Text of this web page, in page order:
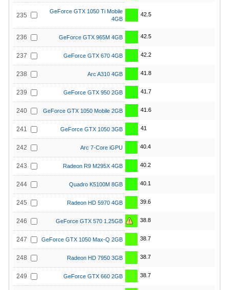
235
GeForce GTX 1050 Ti Mobile
4GB
42.5
236 GeForce GTX 965M 4GB 42.5
237 GeForce GTX 670 4GB 42.2
238 Arc A310 4GB 41.8
239 GeForce GTX 950 2GB 41.7
240 GeForce GTX 1050 Mobile 2GB 41.6
241 GeForce GTX 1050 3GB 41
242 Arc 7-Core iGPU 40.4
243 Radeon R9 M295X 4GB 40.2
244 Quadro K5100M 8GB 40.1
245 Radeon HD 5970 4GB 39.6
246 GeForce GTX 570 1.25GB 38.8
247 GeForce GTX 1050 Max-Q 2GB 38.7
248 Radeon HD 7950 3GB 38.7
249 GeForce GTX 660 2GB 38.7